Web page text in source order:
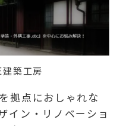
築工房
拠点におしゃれな
イン・リノベーショ